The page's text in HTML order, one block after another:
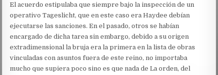
El acuerdo estipulaba que siempre bajo la inspección de un
operativo Tageslicht, que en este caso era Haydee debían
ejecutarse las sanciones. En el pasado, otros se habían
encargado de dicha tarea sin embargo, debido a su origen
extradimensional la bruja era la primera en la lista de obras
vinculadas con asuntos fuera de este reino, no importaba
mucho que supiera poco sino es que nada de La orden, del